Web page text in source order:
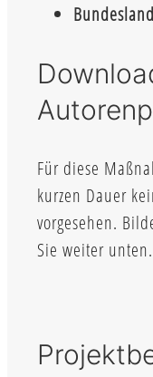
Für diese
kurzen Dauer
vorgesehen.
Sie weiter unten.